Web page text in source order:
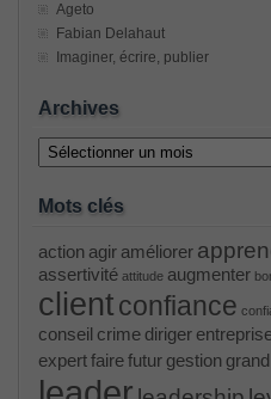
Ageto
Fabian Delahaut
Imaginer, écrire, publier
Archives
Archives
Mots clés
action agir améliorer
assertivité attitude augmenter
client confiance
conseil crime diriger
expertfairefutur gestion grand